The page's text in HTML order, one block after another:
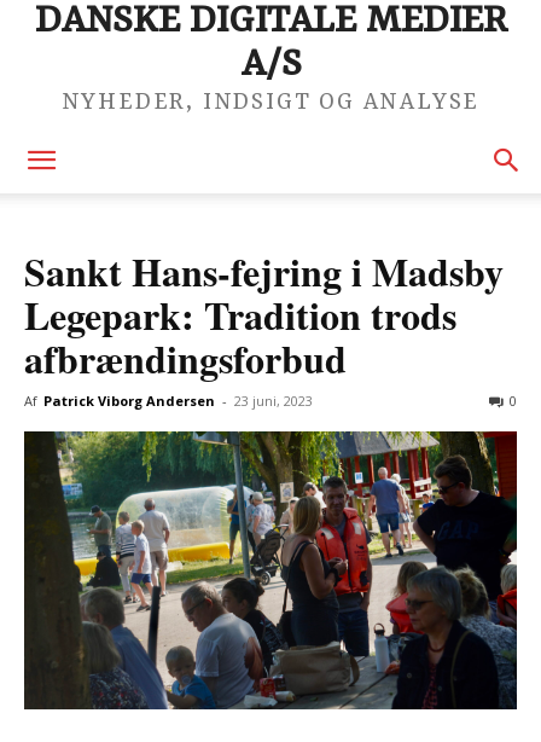
DANSKE DIGITALE MEDIER
A/S
NYHEDER, INDSIGT OG ANALYSE
Sankt Hans-fejring i Madsby
Legepark: Tradition trods
afbrændingsforbud
Af Patrick Viborg Andersen - 23 juni, 2023 0